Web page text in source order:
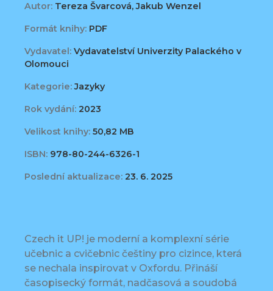
Autor: Tereza Švarcová, Jakub Wenzel
Formát knihy: PDF
Vydavatel: Vydavatelství Univerzity Palackého v
Olomouci
Kategorie:Jazyky
Rok vydání: 2023
Velikost knihy: 50,82 MB
ISBN: 978-80-244-6326-1
Poslední aktualizace: 23. 6. 2025
Czech it UP! je moderní a komplexní série
učebnic a cvičebnic češtiny pro cizince, která
se nechala inspirovat v Oxfordu. Přináší
časopisecký formát, nadčasová a soudobá